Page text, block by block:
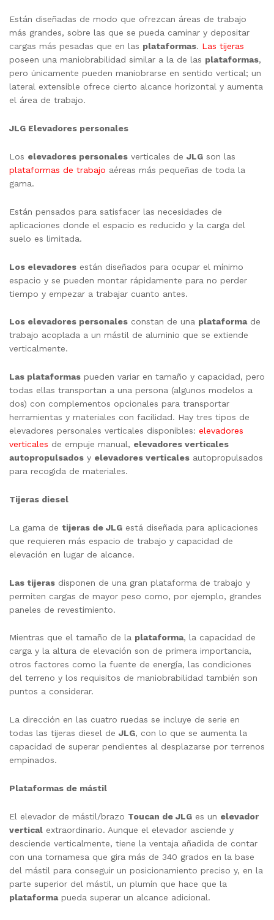
Están diseñadas de modo que ofrezcan áreas de trabajo
más grandes, sobre las que se pueda caminar y depositar
cargas más pesadas que en las plataformas. Las tijeras
poseen una maniobrabilidad similar a la de las plataformas,
pero únicamente pueden maniobrarse en sentido vertical; un
lateral extensible ofrece cierto alcance horizontal y aumenta
el área de trabajo.
JLG Elevadores personales
Los elevadores personales verticales de JLG son las
plataformas de trabajo aéreas más pequeñas de toda la
gama.
Están pensados para satisfacer las necesidades de
aplicaciones donde el espacio es reducido y la carga del
suelo es limitada.
Los elevadores están diseñados para ocupar el mínimo
espacio y se pueden montar rápidamente para no perder
tiempo y empezar a trabajar cuanto antes.
Los elevadores personales constan de una plataformade
trabajo acoplada a un mástil de aluminio que se extiende
verticalmente.
Las plataformas pueden variar en tamaño y capacidad, pero
todas ellas transportan a una persona (algunos modelos a
dos) con complementos opcionales para transportar
herramientas y materiales con facilidad. Hay tres tipos de
elevadores personales verticales disponibles: elevadores
verticales de empuje manual, elevadores verticales
autopropulsados y elevadores verticales autopropulsados
para recogida de materiales.
Tijeras diesel
La gama de tijeras de JLG está diseñada para aplicaciones
que requieren más espacio de trabajo y capacidad de
elevación en lugar de alcance.
Las tijeras disponen de una gran plataforma de trabajo y
permiten cargas de mayor peso como, por ejemplo, grandes
paneles de revestimiento.
Mientras que el tamaño de la plataforma, la capacidad de
carga y la altura de elevación son de primera importancia,
otros factores como la fuente de energía, las condiciones
del terreno y los requisitos de maniobrabilidad también son
puntos a considerar.
La dirección en las cuatro ruedas se incluye de serie en
todas las tijeras diesel de JLG, con lo que se aumenta la
capacidad de superar pendientes al desplazarse por terrenos
empinados.
Plataformas de mástil
El elevador de mástil/brazo Toucan de JLG es un elevador
vertical extraordinario. Aunque el elevador asciende y
desciende verticalmente, tiene la ventaja añadida de contar
con una tornamesa que gira más de 340 grados en la base
del mástil para conseguir un posicionamiento preciso y, en la
parte superior del mástil, un plumín que hace que la
plataformapueda superar un alcance adicional.